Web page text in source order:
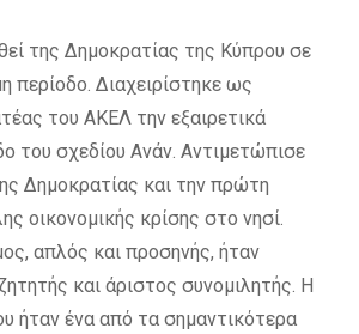
της Δημοκρατίας της Κύπρου σε
περίοδο. Διαχειρίστηκε ως
του ΑΚΕΛ την εξαιρετικά
του σχεδίου Ανάν. Αντιμετώπισε
Δημοκρατίας και την πρώτη
οικονομικής κρίσης στο νησί.
απλός και προσηνής, ήταν
και άριστος συνομιλητής. Η
ήταν ένα από τα σημαντικότερα